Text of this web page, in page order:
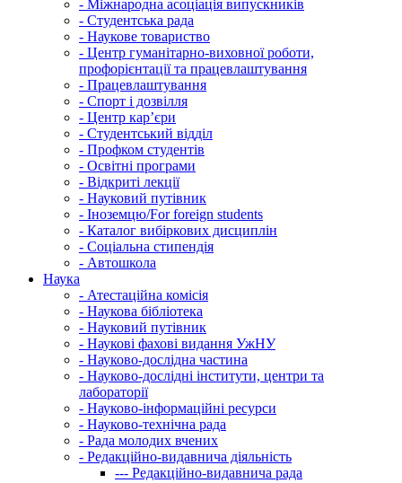
- Міжнародна асоціація випускників
- Студентська рада
- Наукове товариство
- Центр гуманітарно-виховної роботи,
профорієнтації та працевлаштування
- Працевлаштування
- Спорт і дозвілля
- Центр кар’єри
- Студентський відділ
- Профком студентів
- Освітні програми
- Відкриті лекції
- Науковий путівник
- Іноземцю/For foreign students
- Каталог вибіркових дисциплін
- Соціальна стипендія
- Автошкола
Наука
- Атестаційна комісія
- Наукова бібліотека
- Науковий путівник
- Наукові фахові видання УжНУ
- Науково-дослідна частина
- Науково-дослідні інститути, центри та
лабораторії
- Науково-інформаційні ресурси
- Науково-технічна рада
- Рада молодих вчених
- Редакційно-видавнича діяльність
--- Редакційно-видавнича рада